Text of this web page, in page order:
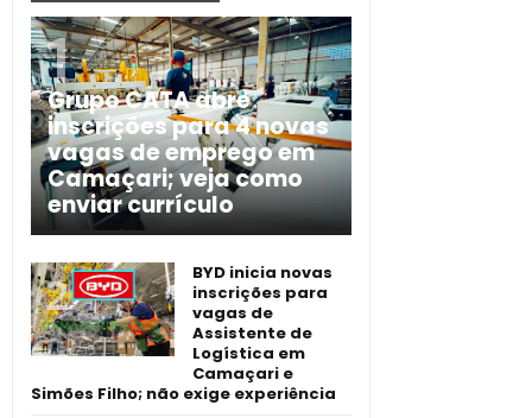
Grupo CATA abre
inscrições para 4 novas
vagas de emprego em
Camaçari; veja como
enviar currículo
BYD inicia novas
inscrições para
vagas de
Assistente de
Logística em
Camaçari e
Simões Filho; não exige experiência